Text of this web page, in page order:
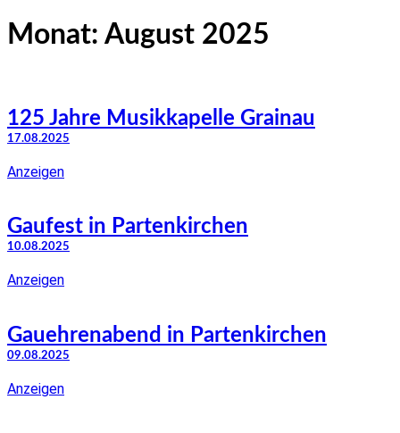
Monat: August 2025
125 Jahre Musikkapelle Grainau
17.08.2025
Anzeigen
Gaufest in Partenkirchen
10.08.2025
Anzeigen
Gauehrenabend in Partenkirchen
09.08.2025
Anzeigen